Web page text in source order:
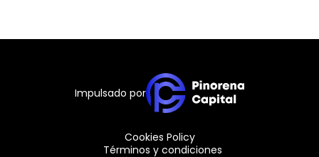
Impulsado por
Cookies Policy
Términos y condiciones